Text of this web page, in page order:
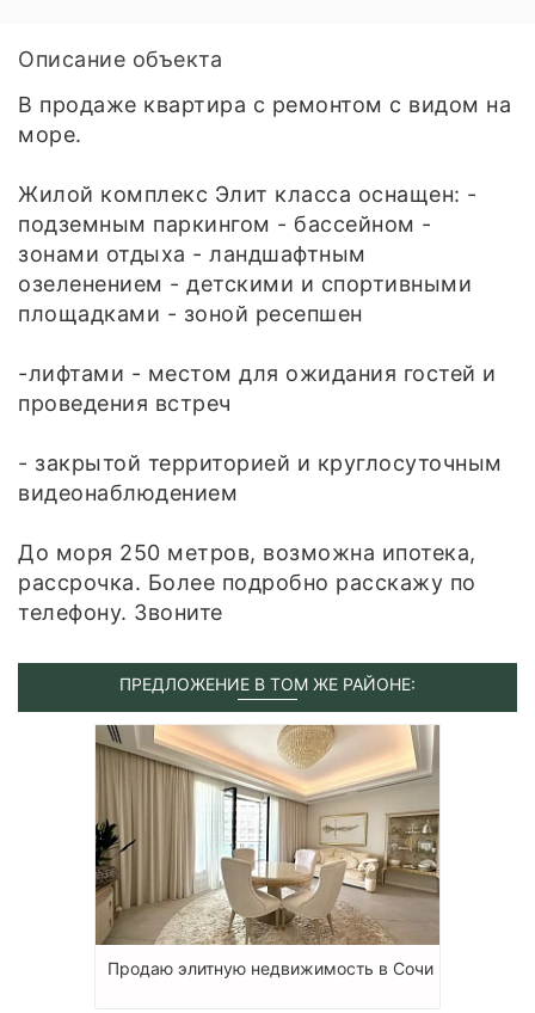
Описание объекта
В продаже квартира с ремонтом с видом на
море.
Жилой комплекс Элит класса оснащен: -
подземным паркингом - бассейном -
зонами отдыха - ландшафтным
озеленением - детскими и спортивными
площадками - зоной ресепшен
-лифтами - местом для ожидания гостей и
проведения встреч
- закрытой территорией и круглосуточным
видеонаблюдением
До моря 250 метров, возможна ипотека,
рассрочка. Более подробно расскажу по
телефону. Звоните
ПРЕДЛОЖЕНИЕ В ТОМ ЖЕ РАЙОНЕ:
Продаю элитную недвижимость в Сочи